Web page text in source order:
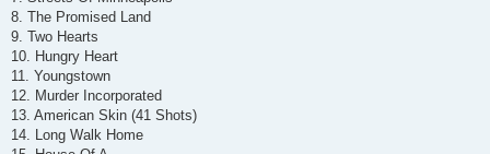
8. The Promised Land
9. Two Hearts
10. Hungry Heart
11. Youngstown
12. Murder Incorporated
13. American Skin (41 Shots)
14. Long Walk Home